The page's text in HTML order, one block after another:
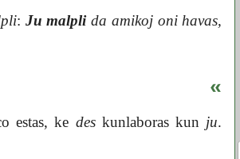
: Ju malplida amikoj oni havas,
«
estas, ke deskunlaboras kun ju.